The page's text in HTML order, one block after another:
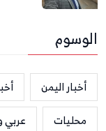
الوسوم
أخبار اليمن
محليات
عربي